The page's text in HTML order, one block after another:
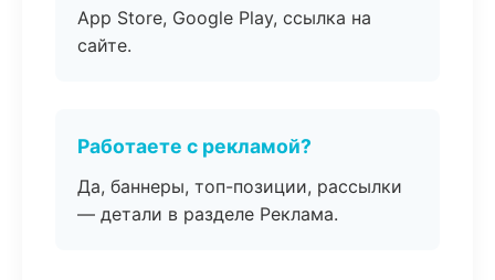
App Store, Google Play, ссылка на
сайте.
Работаете с рекламой?
Да, баннеры, топ-позиции, рассылки
— детали в разделе Реклама.